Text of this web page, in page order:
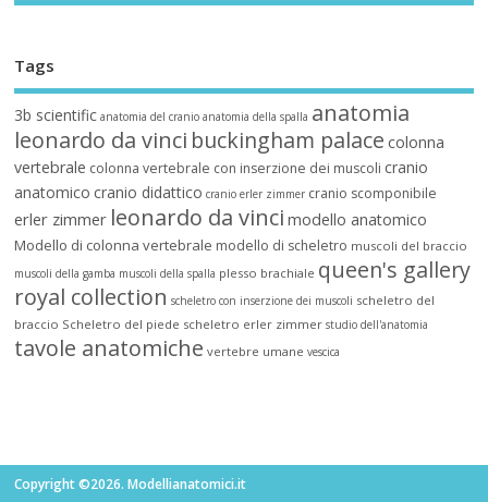
Tags
3b scientific anatomia del cranio anatomia della spalla anatomia
leonardo da vinci buckingham palace colonna
vertebrale colonna vertebrale con inserzione dei muscoli cranio
anatomico cranio didattico cranio erler zimmer cranio scomponibile
erler zimmer leonardo da vinci modello anatomico
Modello di colonna vertebrale modello di scheletro muscoli del braccio
muscoli della gamba muscoli della spalla plesso brachiale queen's gallery
royal collection scheletro con inserzione dei muscoli scheletro del
braccio Scheletro del piede scheletro erler zimmer studio dell'anatomia
tavole anatomiche vertebre umane vescica
Copyright ©2026. Modellianatomici.it